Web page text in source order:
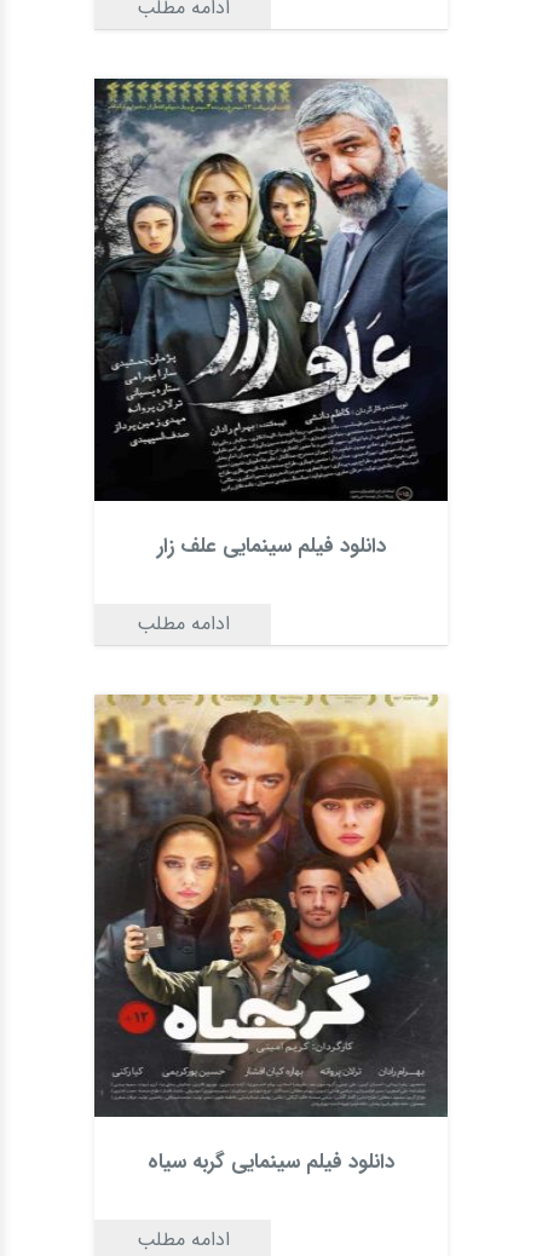
ادامه مطلب
دانلود فیلم سینمایی علف زار
ادامه مطلب
دانلود فیلم سینمایی گربه سیاه
ادامه مطلب